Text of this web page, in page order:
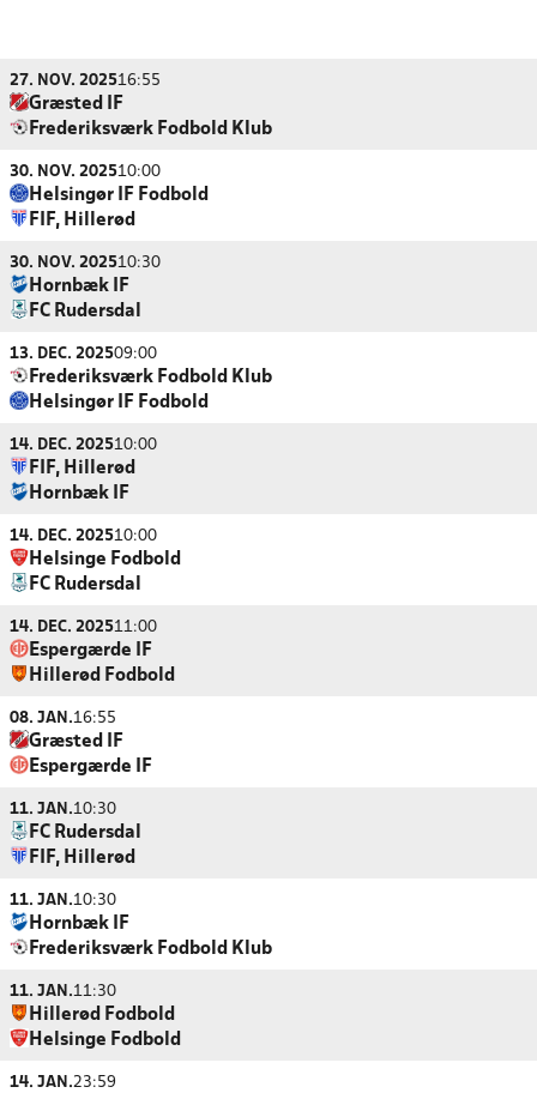
27. NOV. 202516:55
Græsted IF
Frederiksværk Fodbold Klub
30. NOV. 202510:00
Helsingør IF Fodbold
FIF, Hillerød
30. NOV. 202510:30
Hornbæk IF
FC Rudersdal
13. DEC. 202509:00
Frederiksværk Fodbold Klub
Helsingør IF Fodbold
14. DEC. 202510:00
FIF, Hillerød
Hornbæk IF
14. DEC. 202510:00
Helsinge Fodbold
FC Rudersdal
14. DEC. 202511:00
Espergærde IF
Hillerød Fodbold
08. JAN.16:55
Græsted IF
Espergærde IF
11. JAN.10:30
FC Rudersdal
FIF, Hillerød
11. JAN.10:30
Hornbæk IF
Frederiksværk Fodbold Klub
11. JAN.11:30
Hillerød Fodbold
Helsinge Fodbold
14. JAN.23:59